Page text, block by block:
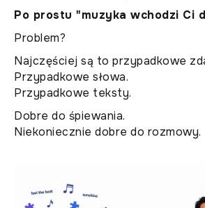
Po prostu "muzyka wchodzi Ci
Problem?
Najczęściej są to przypadkowe
Przypadkowe słowa.
Przypadkowe teksty.
Dobre do śpiewania.
Niekoniecznie dobre do rozmowy.